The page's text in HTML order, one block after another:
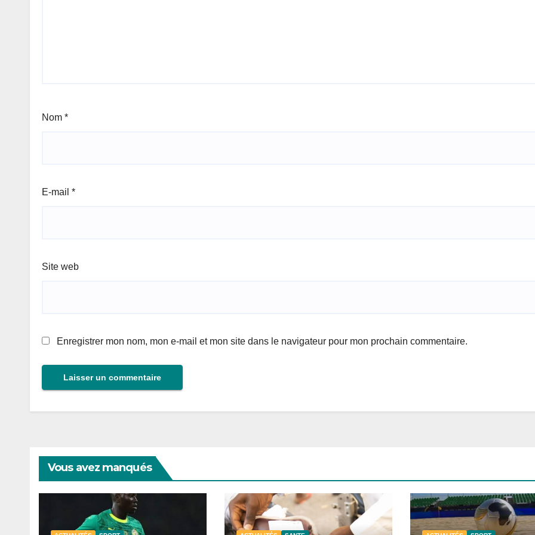
Nom *
E-mail *
Site web
Enregistrer mon nom, mon e-mail et mon site dans le navigateur pour mon prochain commentaire.
Vous avez manqués